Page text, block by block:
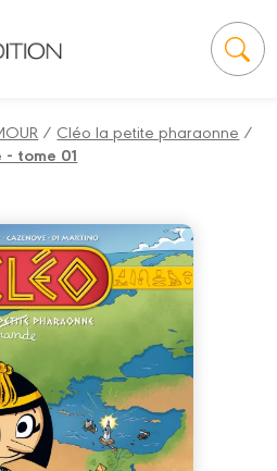
/ Cléo la petite pharaonne /
tome 01